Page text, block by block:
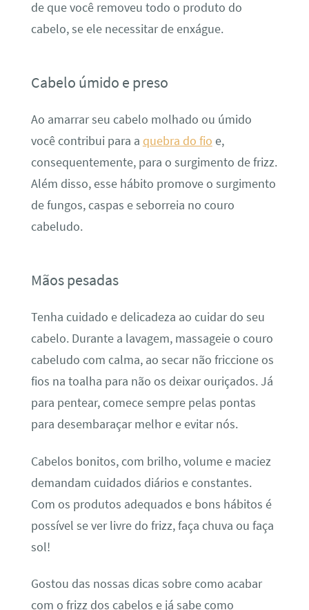
de que você removeu todo o produto do
cabelo, se ele necessitar de enxágue.
Cabelo úmido e preso
Ao amarrar seu cabelo molhado ou úmido
você contribui para a quebra do fio e,
consequentemente, para o surgimento de frizz.
Além disso, esse hábito promove o surgimento
de fungos, caspas e seborreia no couro
cabeludo.
Mãos pesadas
Tenha cuidado e delicadeza ao cuidar do seu
cabelo. Durante a lavagem, massageie o couro
cabeludo com calma, ao secar não friccione os
fios na toalha para não os deixar ouriçados. Já
para pentear, comece sempre pelas pontas
para desembaraçar melhor e evitar nós.
Cabelos bonitos, com brilho, volume e maciez
demandam cuidados diários e constantes.
Com os produtos adequados e bons hábitos é
possível se ver livre do frizz, faça chuva ou faça
sol!
Gostou das nossas dicas sobre como acabar
com o frizz dos cabelos e já sabe como